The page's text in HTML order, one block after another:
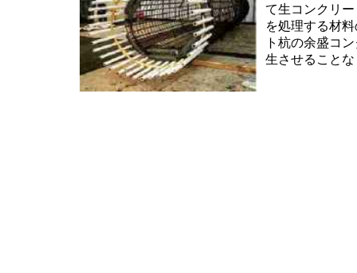
て生コンクリ
を処理する材
ト杭の余盛コ
生させること